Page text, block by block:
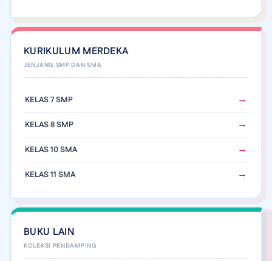
KURIKULUM MERDEKA
KELAS 7 SMP
KELAS 8 SMP
KELAS 10 SMA
KELAS 11 SMA
BUKU LAIN